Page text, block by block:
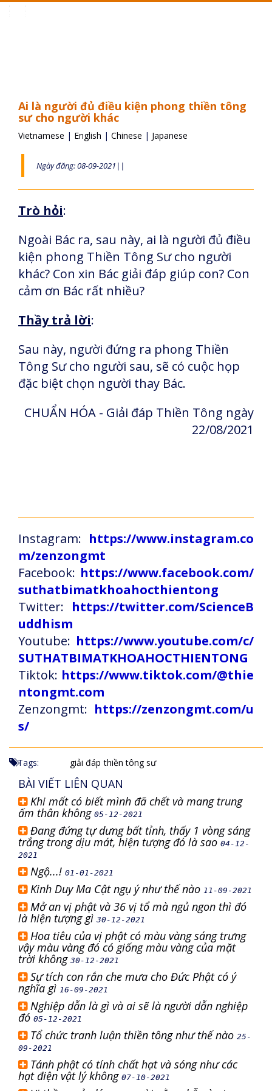
Ai là người đủ điều kiện phong thiền tông
sư cho người khác
Vietnamese | English | Chinese | Japanese
Ngày đăng: 08-09-2021||
Trò hỏi:
Ngoài Bác ra, sau này, ai là người đủ điều
kiện phong Thiền Tông Sư cho người
khác? Con xin Bác giải đáp giúp con? Con
cảm ơn Bác rất nhiều?
Thầy trả lời:
Sau này, người đứng ra phong Thiền
Tông Sư cho người sau, sẽ có cuộc họp
đặc biệt chọn người thay Bác.
CHUẨN HÓA - Giải đáp Thiền Tông ngày
22/08/2021
Instagram: https://www.instagram.co
m/zenzongmt
Facebook: https://www.facebook.com/
suthatbimatkhoahocthientong
Twitter: https://twitter.com/ScienceB
uddhism
Youtube: https://www.youtube.com/c/
SUTHATBIMATKHOAHOCTHIENTONG
Tiktok: https://www.tiktok.com/@thie
ntongmt.com
Zenzongmt: https://zenzongmt.com/u
s/
Tags: giải đáp thiền tông sư
BÀI VIẾT LIÊN QUAN
Khi mất có biết mình đã chết và mang trung
ấm thân không 05-12-2021
Đang đứng tự dưng bất tỉnh, thấy 1 vòng sáng
trắng trong dịu mát, hiện tượng đó là sao04-12-
2021
Ngộ...! 01-01-2021
Kinh Duy Ma Cật ngụ ý như thế nào 11-09-2021
Mở an vị phật và 36 vị tổ mà ngủ ngon thì đó
là hiện tượng gì 30-12-2021
Hoa tiêu của vị phật có màu vàng sáng trưng
vậy màu vàng đó có giống màu vàng của mặt
trời không 30-12-2021
Sự tích con rắn che mưa cho Đức Phật có ý
nghĩa gì 16-09-2021
Nghiệp dẫn là gì và ai sẽ là người dẫn nghiệp
đó 05-12-2021
Tổ chức tranh luận thiền tông như thế nào 25-
09-2021
Tánh phật có tính chất hạt và sóng như các
hạt điện vật lý không 07-10-2021